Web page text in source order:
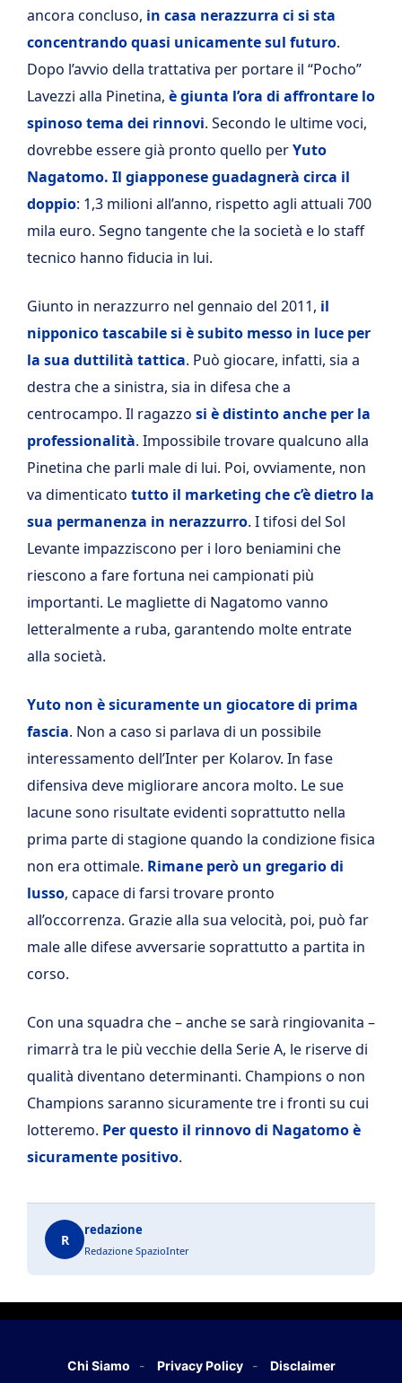
ancora concluso, in casa nerazzurra ci si sta
concentrando quasi unicamente sul futuro.
Dopo l’avvio della trattativa per portare il “Pocho”
Lavezzi alla Pinetina, è giunta l’ora di affrontare lo
spinoso tema dei rinnovi. Secondo le ultime voci,
dovrebbe essere già pronto quello perYuto
Nagatomo. Il giapponese guadagnerà circa il
doppio: 1,3 milioni all’anno, rispetto agli attuali 700
mila euro. Segno tangente che la società e lo staff
tecnico hanno fiducia in lui.
Giunto in nerazzurro nel gennaio del 2011, il
nipponico tascabile si è subito messo in luce per
la sua duttilità tattica. Può giocare, infatti, sia a
destra che a sinistra, sia in difesa che a
centrocampo. Il ragazzo si è distinto anche per la
professionalità. Impossibile trovare qualcuno alla
Pinetina che parli male di lui. Poi, ovviamente, non
va dimenticato tutto il marketing che c’è dietro la
sua permanenza in nerazzurro. I tifosi del Sol
Levante impazziscono per i loro beniamini che
riescono a fare fortuna nei campionati più
importanti. Le magliette di Nagatomo vanno
letteralmente a ruba, garantendo molte entrate
alla società.
Yuto non è sicuramente un giocatore di prima
fascia. Non a caso si parlava di un possibile
interessamento dell’Inter per Kolarov. In fase
difensiva deve migliorare ancora molto. Le sue
lacune sono risultate evidenti soprattutto nella
prima parte di stagione quando la condizione fisica
non era ottimale. Rimane però un gregario di
lusso, capace di farsi trovare pronto
all’occorrenza. Grazie alla sua velocità, poi, può far
male alle difese avversarie soprattutto a partita in
corso.
Con una squadra che – anche se sarà ringiovanita –
rimarrà tra le più vecchie della Serie A, le riserve di
qualità diventano determinanti. Champions o non
Champions saranno sicuramente tre i fronti su cui
lotteremo. Per questo il rinnovo di Nagatomo è
sicuramente positivo.
R
redazione
Redazione SpazioInter
Chi Siamo Privacy Policy Disclaimer